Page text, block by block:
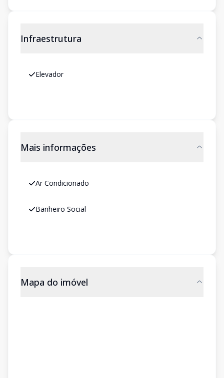
Infraestrutura
Elevador
Mais informações
Ar Condicionado
Banheiro Social
Mapa do imóvel